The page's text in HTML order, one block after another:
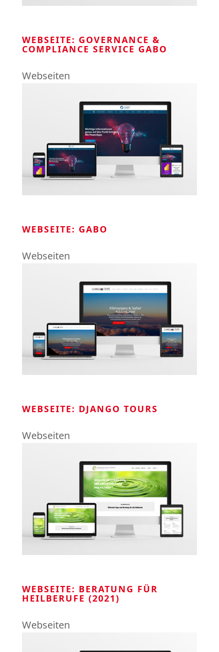
WEBSEITE: GOVERNANCE &
COMPLIANCE SERVICE GABO
Webseiten
WEBSEITE: GABO
Webseiten
WEBSEITE: DJANGO TOURS
Webseiten
WEBSEITE: BERATUNG FÜR
HEILBERUFE (2021)
Webseiten